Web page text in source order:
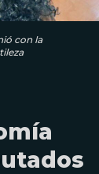
con la